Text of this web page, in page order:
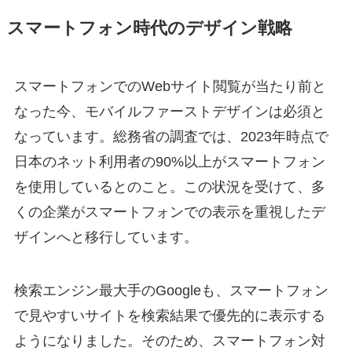
スマートフォン時代のデザイン戦略
スマートフォンでのWebサイト閲覧が当たり前と
なった今、モバイルファーストデザインは必須と
なっています。総務省の調査では、2023年時点で
日本のネット利用者の90%以上がスマートフォン
を使用しているとのこと。この状況を受けて、多
くの企業がスマートフォンでの表示を重視したデ
ザインへと移行しています。
検索エンジン最大手のGoogleも、スマートフォン
で見やすいサイトを検索結果で優先的に表示する
ようになりました。そのため、スマートフォン対